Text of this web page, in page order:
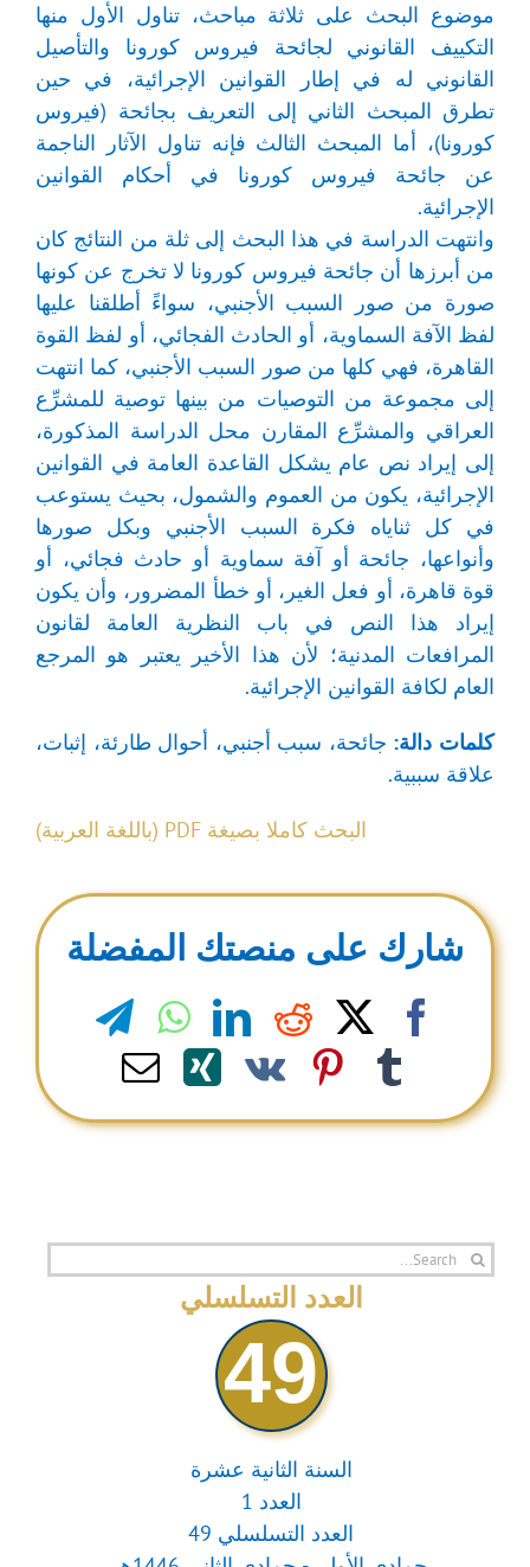
موضوع البحث على ثلاثة مباحث، تناول الأول منها
التكييف القانوني لجائحة فيروس كورونا والتأصيل
القانوني له في إطار القوانين الإجرائية، في حين
تطرق المبحث الثاني إلى التعريف بجائحة (فيروس
كورونا)، أما المبحث الثالث فإنه تناول الآثار الناجمة
عن جائحة فيروس كورونا في أحكام القوانين
الإجرائية.
وانتهت الدراسة في هذا البحث إلى ثلة من النتائج كان
من أبرزها أن جائحة فيروس كورونا لا تخرج عن كونها
صورة من صور السبب الأجنبي، سواءً أطلقنا عليها
لفظ الآفة السماوية، أو الحادث الفجائي، أو لفظ القوة
القاهرة، فهي كلها من صور السبب الأجنبي، كما انتهت
إلى مجموعة من التوصيات من بينها توصية للمشرِّع
العراقي والمشرِّع المقارن محل الدراسة المذكورة،
إلى إيراد نص عام يشكل القاعدة العامة في القوانين
الإجرائية، يكون من العموم والشمول، بحيث يستوعب
في كل ثناياه فكرة السبب الأجنبي وبكل صورها
وأنواعها، جائحة أو آفة سماوية أو حادث فجائي، أو
قوة قاهرة، أو فعل الغير، أو خطأ المضرور، وأن يكون
إيراد هذا النص في باب النظرية العامة لقانون
المرافعات المدنية؛ لأن هذا الأخير يعتبر هو المرجع
العام لكافة القوانين الإجرائية.
كلمات دالة: جائحة، سبب أجنبي، أحوال طارئة، إثبات،
علاقة سببية.
البحث كاملا بصيغة PDF (باللغة العربية)
شارك على منصتك المفضلة
Facebook
X
Reddit
LinkedIn
Tumblr
Pinterest
Vk
Xing
Email
Search
العدد التسلسلي
49
السنة الثانية عشرة
العدد 1
العدد التسلسلي 49